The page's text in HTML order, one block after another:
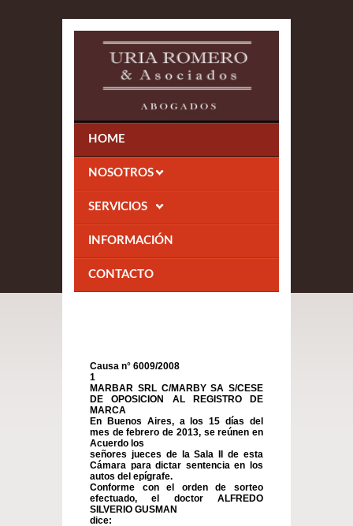
HOME
NOSOTROS
SERVICIOS
INFORMACIÓN
CONTACTO
Causa n° 6009/2008
1
MARBAR SRL C/MARBY SA S/CESE
DE OPOSICION AL REGISTRO DE
MARCA
En Buenos Aires, a los 15 días del
mes de febrero de 2013, se reúnen en
Acuerdo los
señores jueces de la Sala II de esta
Cámara para dictar sentencia en los
autos del epígrafe.
Conforme con el orden de sorteo
efectuado, el doctor ALFREDO
SILVERIO GUSMAN
dice: